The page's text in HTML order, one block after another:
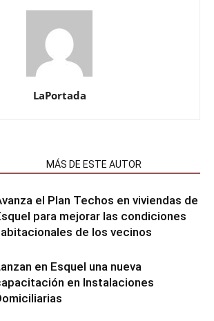
LaPortada
MÁS DE ESTE AUTOR
el Plan Techos en viviendas de
para mejorar las condiciones
de los vecinos
en Esquel una nueva
en Instalaciones